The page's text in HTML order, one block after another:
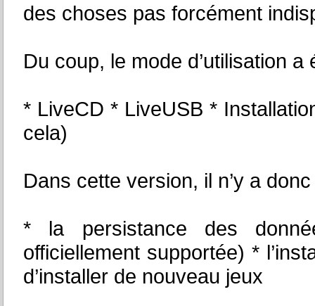
des choses pas forcément
Du coup, le mode d’utilisation
* LiveCD * LiveUSB *
cela)
Dans cette version, il n’y a
* la persistance des
officiellement supportée) *
d’installer de nouveau jeux